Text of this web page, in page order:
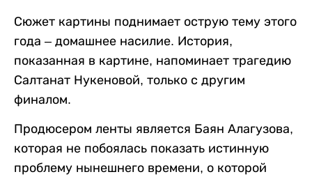
Сюжет картины поднимает острую тему этого
года – домашнее насилие. История,
показанная в картине, напоминает трагедию
Салтанат Нукеновой, только с другим
финалом.
Продюсером ленты является Баян Алагузова,
которая не побоялась показать истинную
проблему нынешнего времени, о которой